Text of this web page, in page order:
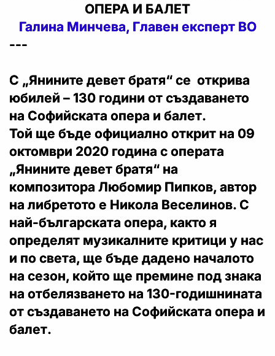
ОПЕРА И БАЛЕТ
Галина Минчева, Главен експерт ВО
---
С „Янините девет братя“ се открива
юбилей – 130 години от създаването
на Софийската опера и балет.
Той ще бъде официално открит на 09
октомври 2020 година с операта
„Янините девет братя“ на
композитора Любомир Пипков, автор
на либретото е Никола Веселинов. С
най-българската опера, както я
определят музикалните критици у нас
и по света, ще бъде дадено началото
на сезон, който ще премине под знака
на отбелязването на 130-годишнината
от създаването на Софийската опера и
балет.